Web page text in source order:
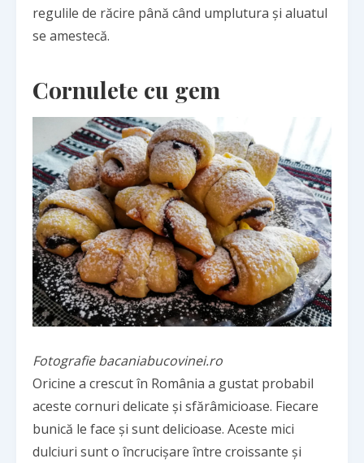
regulile de răcire până când umplutura și aluatul
se amestecă.
Cornulete cu gem
Fotografie bacaniabucovinei.ro
Oricine a crescut în România a gustat probabil
aceste cornuri delicate și sfărâmicioase. Fiecare
bunică le face și sunt delicioase. Aceste mici
dulciuri sunt o încrucișare între croissante și